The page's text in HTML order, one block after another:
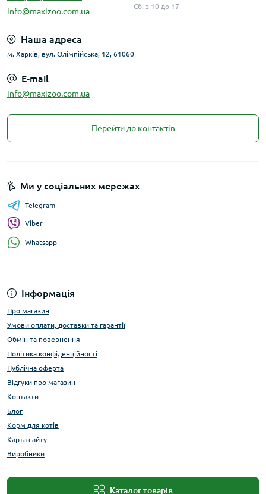
info@maxizoo.com.ua
Сб: з 10 до 17
Наша адреса
м. Харків, вул. Олімпійська, 12, 61060
E-mail
info@maxizoo.com.ua
Перейти до контактів
Інформація
Про магазин
Умови оплати, доставки та гарантії
Обмін та повернення
Політика конфіденційності
Публічна оферта
Відгуки про магазин
Контакти
Блог
Корм для котів
Карта сайту
Виробники
Каталог товарів
Ми у соціальних мережах
Telegram
Viber
Whatsapp